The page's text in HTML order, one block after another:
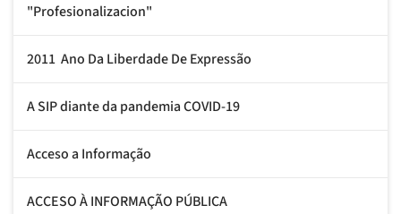
"Profesionalizacion"
2011  Ano Da Liberdade De Expressão
A SIP diante da pandemia COVID-19
Acceso a Informação
ACCESO À INFORMAÇÃO PÚBLICA